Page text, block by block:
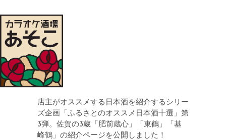
店主がオススメする日本酒を紹介するシリー
ズ企画「ふるさとのオススメ日本酒十選」第
3弾。佐賀の3蔵「肥前蔵心」「東鶴」「基
峰鶴」の紹介ページを公開しました！